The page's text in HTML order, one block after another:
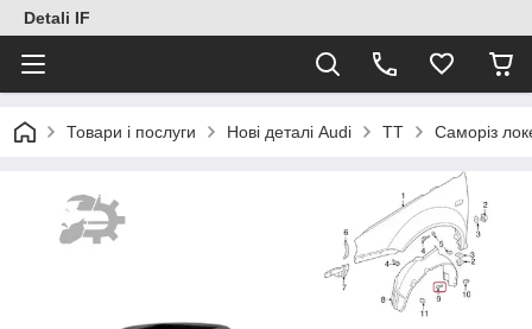
Detali IF
Товари і послуги Нові деталі Audi TT Саморіз